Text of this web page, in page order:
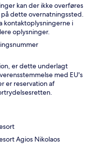
kan der ikke overføres
dette overnatningssted.
kontaktoplysningerne i
oplysninger.
er dette underlagt
med EU's
er reservation af
Agios Nikolaos